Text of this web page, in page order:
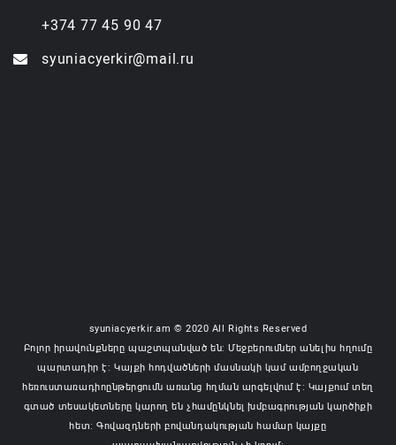
+374 77 45 90 47
syuniacyerkir@mail.ru
syuniacyerkir.am © 2020 All Rights Reserved
Բոլոր իրավունքները պաշտպանված են: Մեջբերումներ անելիս հղումը
պարտադիր է: Կայքի հոդվածների մասնակի կամ ամբողջական
հեռուստառադիոընթերցումն առանց հղման արգելվում է: Կայքում տեղ
գտած տեսակետները կարող են չհամընկնել խմբագրության կարծիքի
հետ: Գովազդների բովանդակության համար կայքը